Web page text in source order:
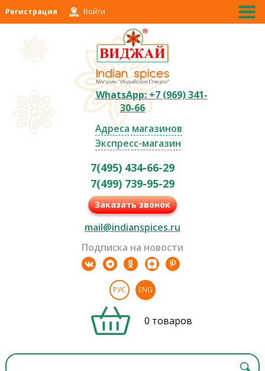
Регистрация Войти
WhatsApp: +7 (969) 341-
30-66
Адреса магазинов
Экспресс-магазин
7(495) 434-66-29
7(499) 739-95-29
Заказать звонок
mail@indianspices.ru
Подписка на новости
РУС ENG
0 товаров